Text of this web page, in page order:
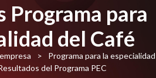
Programa para
del Café
>
Programa para la especialidad
del Programa PEC